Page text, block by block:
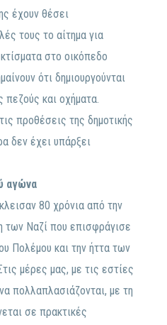
έχουν θέσει
τους το αίτημα για
στο οικόπεδο
ότι δημιουργούνται
πεζούς και οχήματα.
προθέσεις της δημοτικής
δεν έχει υπάρξει
αγώνα
80 χρόνια από την
των Ναζί που επισφράγισε
Πολέμου και την ήττα των
μέρες μας, με τις εστίες
πολλαπλασιάζονται, με τη
σε πρακτικές